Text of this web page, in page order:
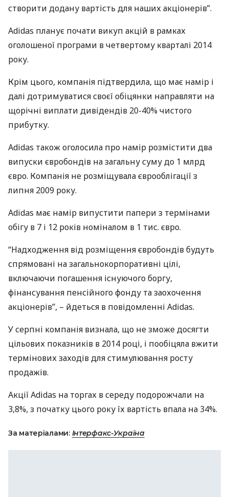
створити додану вартість для наших акціонерів”.
Adidas планує почати викуп акцій в рамках
оголошеної програми в четвертому кварталі 2014
року.
Крім цього, компанія підтвердила, що має намір і
далі дотримуватися своєї обіцянки направляти на
щорічні виплати дивідендів 20-40% чистого
прибутку.
Adidas також оголосила про намір розмістити два
випуски євробондів на загальну суму до 1 млрд
євро. Компанія не розміщувала єврооблігації з
липня 2009 року.
Adidas має намір випустити папери з термінами
обігу в 7 і 12 років номіналом в 1 тис. євро.
“Надходження від розміщення євробондів будуть
спрямовані на загальнокорпоративні цілі,
включаючи погашення існуючого боргу,
фінансування пенсійного фонду та заохочення
акціонерів”, – йдеться в повідомленні Adidas.
У серпні компанія визнала, що не зможе досягти
цільових показників в 2014 році, і пообіцяла вжити
термінових заходів для стимулювання росту
продажів.
Акції Adidas на торгах в середу подорожчали на
3,8%, з початку цього року їх вартість впала на 34%.
За матеріалами: Інтерфакс-Україна